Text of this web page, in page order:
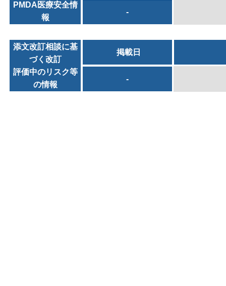
PMDA医療安全情
報
-
添文改訂相談に基
づく改訂
評価中のリスク等
の情報
掲載日
-